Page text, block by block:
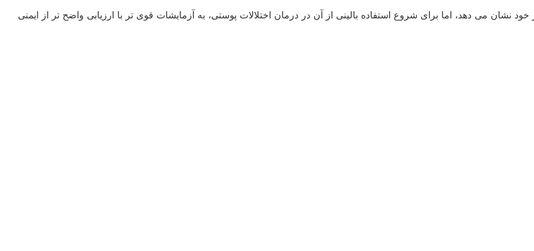
نشان می دهد، اما برای شروع استفاده بالینی از آن در درمان اختلالات پوستی، به آزمایشات قوی تر با ارزیابی واضح تر از ایمنی